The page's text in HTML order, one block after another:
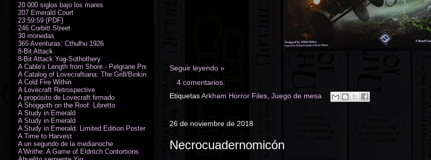
Seguir leyendo »
4 comentarios:
EtiquetasArkham Horror Files, Juego de mesa
26 de noviembre de 2018
Necrocuadernomicón
20.000 siglos bajo los mares
207 Emerald Court
23:59:59 (PDF)
246 Corbitt Street
30 monedas
365 Aventuras: Cthulhu 1926
8-Bit Attack
8-Bit Attack Yog-Sothothery
A Cable's Length from Shore - Pelgrane Press' FreeRPG 2018 (PDF)
A Catalog of Lovecraftiana: The Grill/Binkin Collection
A Cold Fire Within
A Lovecraft Retrospective
A propósito de Lovecraft firmado
A Shoggoth on the Roof: Libretto
A Study in Emerald
A Study in Emerald
A Study in Emerald: Limited Edition Poster (Neil Gaiman)
A Time to Harvest
A un segundo de la medianoche
A'Writhe: A Game of Eldritch Contortions